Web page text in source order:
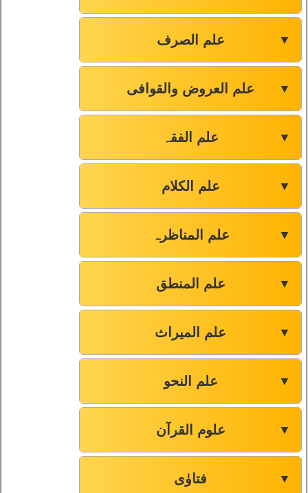
علم الصرف ▼
علم العروض والقوافی ▼
علم الفقہ ▼
علم الکلام ▼
علم المناظرہ ▼
علم المنطق ▼
علم المیراث ▼
علم النحو ▼
علوم القرآن ▼
فتاوٰی ▼